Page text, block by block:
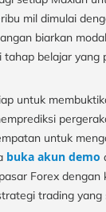
mil dimulai
biarkan
belajar yang
untuk
untuk
buka akun demo
Forex dengan
trading yang